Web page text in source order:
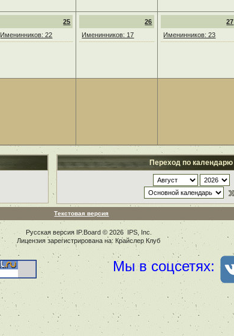
25
Именинников: 22
26
Именинников: 17
27
Именинников: 23
Переход по календарю
Текстовая версия
Русская версия IP.Board© 2026 IPS, Inc
Лицензия зарегистрирована на: Крайслер Клуб
Мы в соцсетях: